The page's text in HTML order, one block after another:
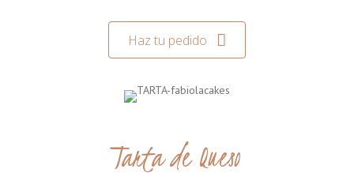
Haz tu pedido
Tarta de Queso